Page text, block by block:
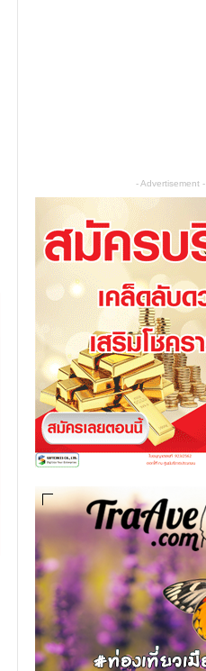
- Advertisement -